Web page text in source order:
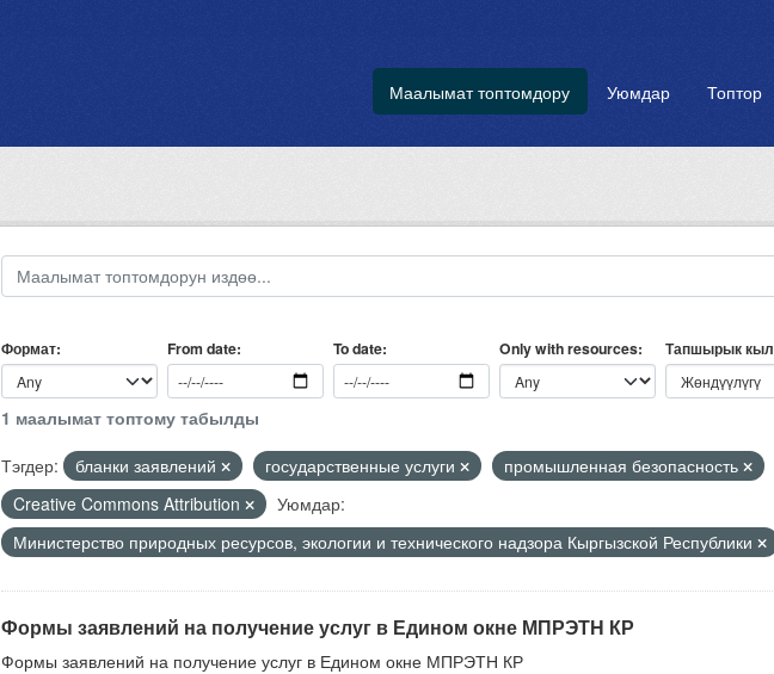
Маалымат топтомдору Уюмдар Топтор
Формат From date To date Only with resources Тапшырык кыл
1 маалымат топтому табылды
Тэгдер:
бланки заявлений государственные услуги промышленная безопасность
Creative Commons Attribution
Уюмдар:
Министерство природных ресурсов, экологии и технического надзора Кыргызской Республики
Формы заявлений на получение услуг в Едином окне МПРЭТН КР
Формы заявлений на получение услуг в Едином окне МПРЭТН КР